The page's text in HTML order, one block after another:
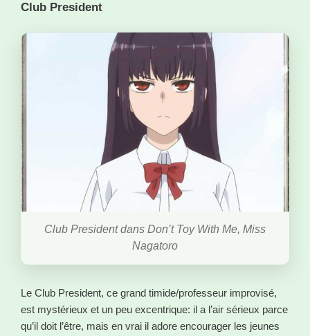
Club President
Club President dans Don’t Toy With Me, Miss
Nagatoro
Le Club President, ce grand timide/professeur improvisé,
est mystérieux et un peu excentrique: il a l’air sérieux parce
qu’il doit l’être, mais en vrai il adore encourager les jeunes